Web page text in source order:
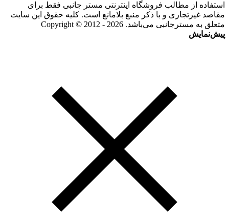
استفاده از مطالب فروشگاه اینترنتی مستر جانبی فقط برای
مقاصد غیرتجاری و با ذکر منبع بلامانع است. کلیه حقوق این سایت
متعلق به مسترجانبی می‌باشد. Copyright © 2012 - 2026
پیش‌نمایش